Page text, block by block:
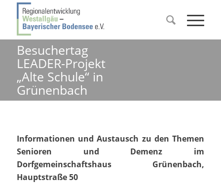
Besuchertag
LEADER-Projekt
„Alte Schule“ in
Grünenbach
Informationen und Austausch zu den Themen
Senioren und Demenz im
Dorfgemeinschaftshaus Grünenbach,
Hauptstraße 50